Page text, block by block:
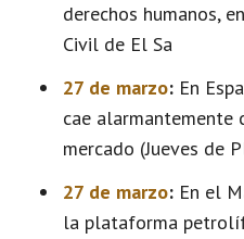
derechos humanos,
Civil de El Sa
27 de marzo: En
cae alarmantemente
mercado (Jueves de
27 de marzo: En el
la plataforma